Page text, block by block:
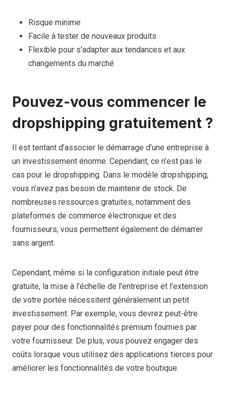
Risque minime
Facile à tester de nouveaux produits
Flexible pour s'adapter aux tendances et aux
changements du marché
Pouvez-vous commencer le
dropshipping gratuitement ?
Il est tentant d’associer le démarrage d’une entreprise à
un investissement énorme. Cependant, ce n’est pas le
cas pour le dropshipping. Dans le modèle dropshipping,
vous n’avez pas besoin de maintenir de stock. De
nombreuses ressources gratuites, notamment des
plateformes de commerce électronique et des
fournisseurs, vous permettent également de démarrer
sans argent.
Cependant, même si la configuration initiale peut être
gratuite, la mise à l’échelle de l’entreprise et l’extension
de votre portée nécessitent généralement un petit
investissement. Par exemple, vous devrez peut-être
payer pour des fonctionnalités premium fournies par
votre fournisseur. De plus, vous pouvez engager des
coûts lorsque vous utilisez des applications tierces pour
améliorer les fonctionnalités de votre boutique.